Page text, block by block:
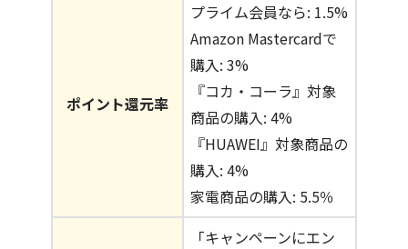
ポイント還元率
プライム会員なら: 1.5%
Amazon Mastercardで
購入: 3%
『コカ・コーラ』対象
商品の購入: 4%
『HUAWEI』対象商品の
購入: 4%
家電商品の購入: 5.5％
「キャンペーンにエン